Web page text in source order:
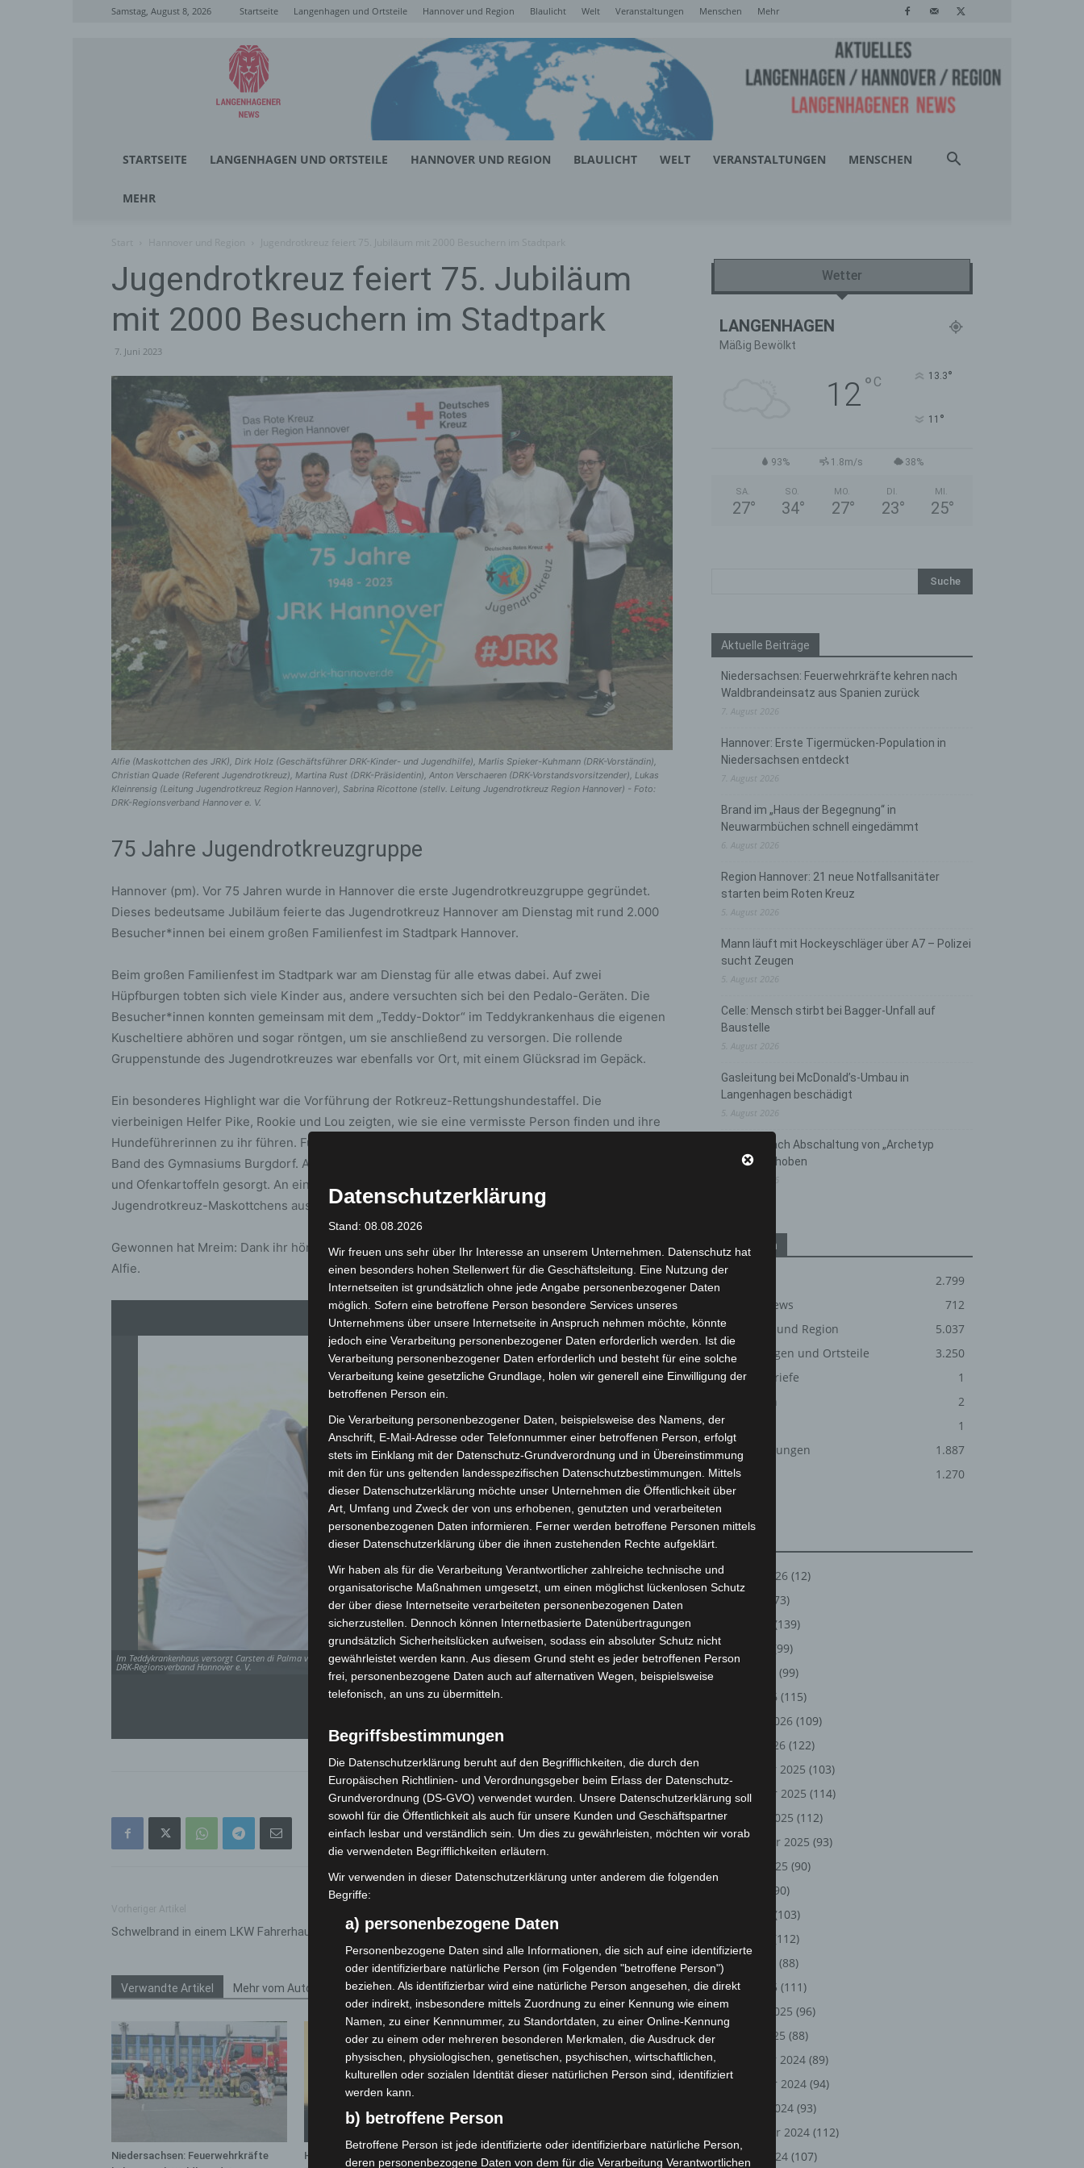
Samstag, August 8, 2026 Startseite Langenhagen und Ortsteile Hannover und Region Blaulicht Welt Veranstaltungen Menschen Mehr
Langenhagener
News
STARTSEITE LANGENHAGEN UND ORTSTEILE HANNOVER UND REGION BLAULICHT WELT VERANSTALTUNGEN MENSCHEN
MEHR
Jugendrotkreuz feiert 75. Jubiläum
mit 2000 Besuchern im Stadtpark
7. Juni 2023
Alfie (Maskottchen des JRK), Dirk Holz (Geschäftsführer DRK-Kinder- und Jugendhilfe), Marlis Spieker-Kuhmann (DRK-Vorständin),
Christian Quade (Referent Jugendrotkreuz), Martina Rust (DRK-Präsidentin), Anton Verschaeren (DRK-Vorstandsvorsitzender), Lukas
Kleinrensig (Leitung Jugendrotkreuz Region Hannover), Sabrina Ricottone (stellv. Leitung Jugendrotkreuz Region Hannover) - Foto:
DRK-Regionsverband Hannover e. V.
75 Jahre Jugendrotkreuzgruppe
Hannover (pm). Vor 75 Jahren wurde in Hannover die erste Jugendrotkreuzgruppe gegründet.
Dieses bedeutsame Jubiläum feierte das Jugendrotkreuz Hannover am Dienstag mit rund 2.000
Besucher*innen bei einem großen Familienfest im Stadtpark Hannover.
Beim großen Familienfest im Stadtpark war am Dienstag für alle etwas dabei. Auf zwei
Hüpfburgen tobten sich viele Kinder aus, andere versuchten sich bei den Pedalo-Geräten. Die
Besucher*innen konnten gemeinsam mit dem „Teddy-Doktor“ im Teddykrankenhaus die eigenen
Kuscheltiere abhören und sogar röntgen, um sie anschließend zu versorgen. Die rollende
Gruppenstunde des Jugendrotkreuzes war ebenfalls vor Ort, mit einem Glücksrad im Gepäck.
Ein besonderes Highlight war die Vorführung der Rotkreuz-Rettungshundestaffel. Die
vierbeinigen Helfer Pike, Rookie und Lou zeigten, wie sie eine vermisste Person finden und ihre
Hundeführerinnen zu ihr führen. Für die musikalische Untermalung sorgte am Nachmittag die Big
Band des Gymnasiums Burgdorf. Auch für das leibliche Wohl war mit Eis, Waffeln, Bratwürstchen
und Ofenkartoffeln gesorgt. An einem Aktionsstand konnten die Kinder Ausmalbilder des
Jugendrotkreuz-Maskottchens ausmalen und so einen Namen für den Löwen einreichen.
Gewonnen hat Mreim: Dank ihr hört das flauschige JRK-Maskottchen ab sofort auf den Namen
Alfie.
1von 2
Im Teddykrankenhaus versorgt Carsten di Palma vom Deutschen Roten Kreuz in der Region Hannover Kuscheltiere der Besucher*innen. - Foto:
DRK-Regionsverband Hannover e. V.
Schwelbrand in einem LKW Fahrerhaus Erneuter Infoabend für Existenzgründer/innen
Verwandte Artikel Mehr vom Autor
Niedersachsen: Feuerwehrkräfte
Hannover: Erste Tigermücken-
Brand im „Haus der Begegnung“ in
Wetter
LANGENHAGEN
Mäßig Bewölkt
12° C 13.3°
11 °
93% 1.8m/s 38%
SA.
27°
SO.
34°
MO.
27°
DI.
23°
MI.
25°
Aktuelle Beiträge
Niedersachsen: Feuerwehrkräfte kehren nach
Waldbrandeinsatz aus Spanien zurück
7. August 2026
Hannover: Erste Tigermücken-Population in
Niedersachsen entdeckt
7. August 2026
Brand im „Haus der Begegnung“ in
Neuwarmbüchen schnell eingedämmt
6. August 2026
Region Hannover: 21 neue Notfallsanitäter
starten beim Roten Kreuz
5. August 2026
Mann läuft mit Hockeyschläger über A7 – Polizei
sucht Zeugen
5. August 2026
Celle: Mensch stirbt bei Bagger-Unfall auf
Baustelle
5. August 2026
Gasleitung bei McDonald’s-Umbau in
Langenhagen beschädigt
5. August 2026
Anklage nach Abschaltung von „Archetyp
Market“ erhoben
Kategorien
2.799
Corona-News
712
Hannover und Region
5.037
Langenhagen und Ortsteile
3.250
Leserbriefe
1
Menschen
2
Über uns
1
Veranstaltungen
1.887
Welt
1.270
August 2026 (12)
(73)
(139)
(99)
(99)
März 2026 (115)
Februar 2026 (109)
Januar 2026 (122)
Dezember 2025 (103)
November 2025 (114)
Oktober 2025 (112)
September 2025 (93)
August 2025 (90)
(90)
(103)
(112)
April 2025
(88)
März 2025 (111)
Februar 2025 (96)
Januar 2025 (88)
Dezember 2024 (89)
November 2024 (94)
Oktober 2024 (93)
September 2024 (112)
August 2024 (107)
Datenschutzerklärung
Stand: 08.08.2026
Wir freuen uns sehr über Ihr Interesse an unserem Unternehmen. Datenschutz hat
einen besonders hohen Stellenwert für die Geschäftsleitung. Eine Nutzung der
Internetseiten ist grundsätzlich ohne jede Angabe personenbezogener Daten
möglich. Sofern eine betroffene Person besondere Services unseres
Unternehmens über unsere Internetseite in Anspruch nehmen möchte, könnte
jedoch eine Verarbeitung personenbezogener Daten erforderlich werden. Ist die
Verarbeitung personenbezogener Daten erforderlich und besteht für eine solche
Verarbeitung keine gesetzliche Grundlage, holen wir generell eine Einwilligung der
betroffenen Person ein.
Die Verarbeitung personenbezogener Daten, beispielsweise des Namens, der
Anschrift, E-Mail-Adresse oder Telefonnummer einer betroffenen Person, erfolgt
stets im Einklang mit der Datenschutz-Grundverordnung und in Übereinstimmung
mit den für uns geltenden landesspezifischen Datenschutzbestimmungen. Mittels
dieser Datenschutzerklärung möchte unser Unternehmen die Öffentlichkeit über
Art, Umfang und Zweck der von uns erhobenen, genutzten und verarbeiteten
personenbezogenen Daten informieren. Ferner werden betroffene Personen mittels
dieser Datenschutzerklärung über die ihnen zustehenden Rechte aufgeklärt.
Wir haben als für die Verarbeitung Verantwortlicher zahlreiche technische und
organisatorische Maßnahmen umgesetzt, um einen möglichst lückenlosen Schutz
der über diese Internetseite verarbeiteten personenbezogenen Daten
sicherzustellen. Dennoch können Internetbasierte Datenübertragungen
grundsätzlich Sicherheitslücken aufweisen, sodass ein absoluter Schutz nicht
gewährleistet werden kann. Aus diesem Grund steht es jeder betroffenen Person
frei, personenbezogene Daten auch auf alternativen Wegen, beispielsweise
telefonisch, an uns zu übermitteln.
Begriffsbestimmungen
Die Datenschutzerklärung beruht auf den Begrifflichkeiten, die durch den
Europäischen Richtlinien- und Verordnungsgeber beim Erlass der Datenschutz-
Grundverordnung (DS-GVO) verwendet wurden. Unsere Datenschutzerklärung soll
sowohl für die Öffentlichkeit als auch für unsere Kunden und Geschäftspartner
einfach lesbar und verständlich sein. Um dies zu gewährleisten, möchten wir vorab
die verwendeten Begrifflichkeiten erläutern.
Wir verwenden in dieser Datenschutzerklärung unter anderem die folgenden
Begriffe:
a) personenbezogene Daten
Personenbezogene Daten sind alle Informationen, die sich auf eine identifizierte
oder identifizierbare natürliche Person (im Folgenden "betroffene Person")
beziehen. Als identifizierbar wird eine natürliche Person angesehen, die direkt
oder indirekt, insbesondere mittels Zuordnung zu einer Kennung wie einem
Namen, zu einer Kennnummer, zu Standortdaten, zu einer Online-Kennung
oder zu einem oder mehreren besonderen Merkmalen, die Ausdruck der
physischen, physiologischen, genetischen, psychischen, wirtschaftlichen,
kulturellen oder sozialen Identität dieser natürlichen Person sind, identifiziert
werden kann.
b) betroffene Person
Betroffene Person ist jede identifizierte oder identifizierbare natürliche Person,
deren personenbezogene Daten von dem für die Verarbeitung Verantwortlichen